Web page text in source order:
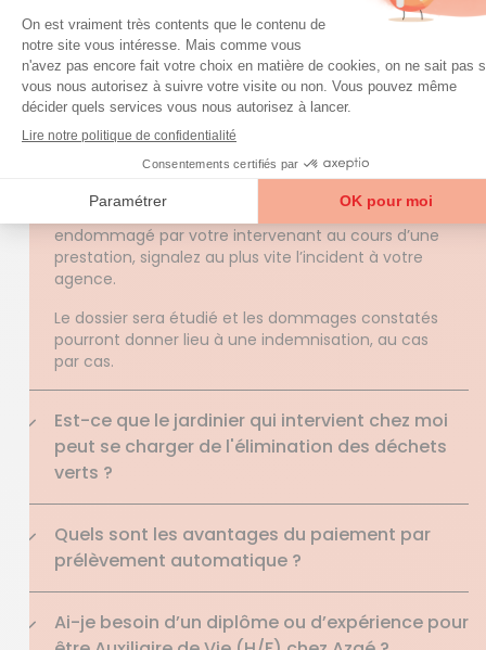
QUESTIONS FRÉQUENTES
Unequestion sur nos services ?
Accéder à la FAQ Trouver mon agence
Comment cela se passe-t-il si mon aide à
domicile casse ou endommage un objet ?
Si un objet, un meuble, une surface etc. est
endommagé par votre intervenant au cours d’une
prestation, signalez au plus vite l’incident à votre
agence.
Le dossier sera étudié et les dommages constatés
pourront donner lieu à une indemnisation, au cas
par cas.
Est-ce que le jardinier qui intervient chez moi
peut se charger de l'élimination des déchets
verts ?
Quels sont les avantages du paiement par
prélèvement automatique ?
Ai-je besoin d’un diplôme ou d’expérience pour